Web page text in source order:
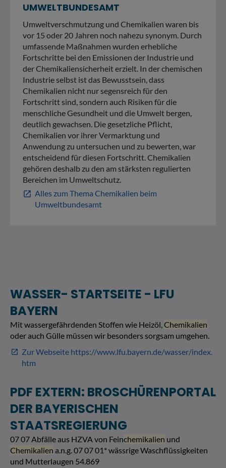
UMWELTBUNDESAMT
Umweltverschmutzung und Chemikalien waren bis
vor 15 oder 20 Jahren noch nahezu synonym. Durch
umfassende Maßnahmen wurden erhebliche
Fortschritte bei den Emissionen der Industrie und
der Chemikaliensicherheit erzielt. In der chemischen
Industrie selbst ist das Bewusstsein, dass
Chemikalien nicht nur segensreich für den
Fortschritt sind, sondern auch Risiken für die
menschliche Gesundheit und die Umwelt bergen,
deutlich gewachsen. Die gesetzliche Pflicht,
Chemikalien vor ihrer Vermarktung und
Anwendung zu untersuchen und zu bewerten, war
entscheidend für diesen Fortschritt. Chemikalien
gehören deshalb zu den am stärksten regulierten
Bereichen im Umweltschutz.
open_in_new Alles zum Thema Chemikalien beim
Umweltbundesamt